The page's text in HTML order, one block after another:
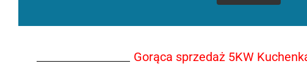
Gorąca sprzedaż 5KW